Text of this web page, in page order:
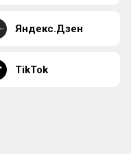
Яндекс.Дзен
TikTok